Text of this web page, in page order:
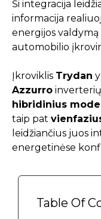
Ši integracija
informacija
energijos
automobilio
Įkroviklis Trydan
Azzurro
hibridinius
taip pat
leidžiančius juos
energetinėse
Table Of